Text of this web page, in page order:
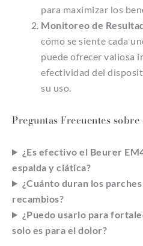
para maximizar los
Monitoreo de
cómo se siente cada
puede ofrecer valiosa
efectividad del
su uso.
Preguntas Frecuentes
¿Es efectivo el Beurer
espalda y ciática?
¿Cuánto duran los
recambios?
¿Puedo usarlo para
solo es para el dolor?